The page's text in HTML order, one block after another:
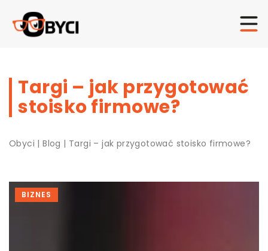
Targi – jak przygotować
stoisko firmowe?
Obyci |Blog | Targi – jak przygotować stoisko firmowe?
BIZNES